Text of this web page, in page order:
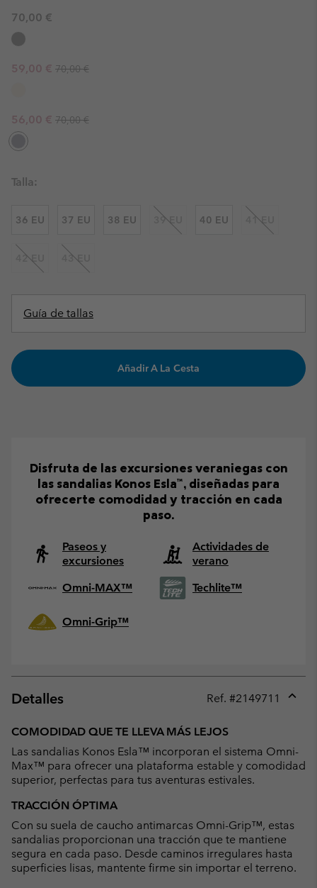
70,00 €
Sale price:
59,00 € Regular price:
70,00 €
Sale price:
56,00 € Regular price:
70,00 €
Talla:
36 EU 37 EU 38 EU 39 EU 40 EU 41 EU
42 EU 43 EU
Guía de tallas
Añadir A La Cesta
Disfruta de las excursiones veraniegas con
las sandalias Konos Esla™, diseñadas para
ofrecerte comodidad y tracción en cada
paso.
Paseos y
excursiones
Actividades de
verano
Omni-MAX™
Techlite™
Omni-Grip™
Detalles Ref. #2149711
COMODIDAD QUE TE LLEVA MÁS LEJOS
Las sandalias Konos Esla™ incorporan el sistema Omni-
Max™ para ofrecer una plataforma estable y comodidad
superior, perfectas para tus aventuras estivales.
TRACCIÓN ÓPTIMA
Con su suela de caucho antimarcas Omni-Grip™, estas
sandalias proporcionan una tracción que te mantiene
segura en cada paso. Desde caminos irregulares hasta
superficies lisas, mantente firme sin importar el terreno.